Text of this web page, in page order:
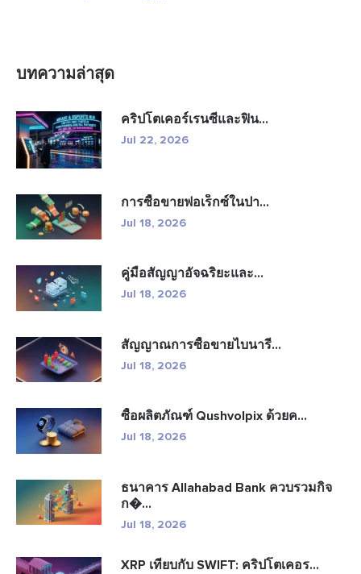
บทความล่าสุด
คริปโตเคอร์เรนซีและฟิน...
Jul 22, 2026
การซื้อขายฟอเร็กซ์ในปา...
Jul 18, 2026
คู่มือสัญญาอัจฉริยะและ...
Jul 18, 2026
สัญญาณการซื้อขายไบนารี...
Jul 18, 2026
ซื้อผลิตภัณฑ์ Qushvolpix ด้วยค...
Jul 18, 2026
ธนาคาร Allahabad Bank ควบรวมกิจ
ก�...
Jul 18, 2026
XRP เทียบกับ SWIFT: คริปโตเคอร...